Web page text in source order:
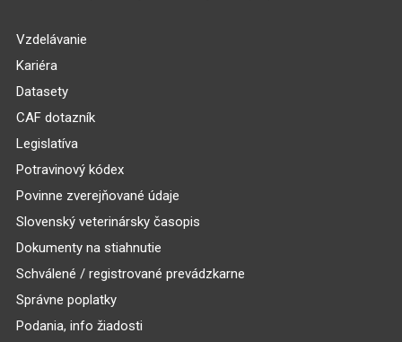
Vzdelávanie
Kariéra
Datasety
CAF dotazník
Legislatíva
Potravinový kódex
Povinne zverejňované údaje
Slovenský veterinársky časopis
Dokumenty na stiahnutie
Schválené / registrované prevádzkarne
Správne poplatky
Podania, info žiadosti